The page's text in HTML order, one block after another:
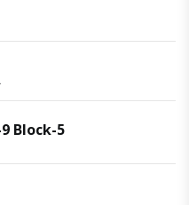
Block-5